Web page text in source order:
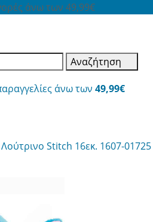
άνω των 49,99€
Αναζήτηση
άνω των 49,99€
Stitch 16εκ. 1607-01725